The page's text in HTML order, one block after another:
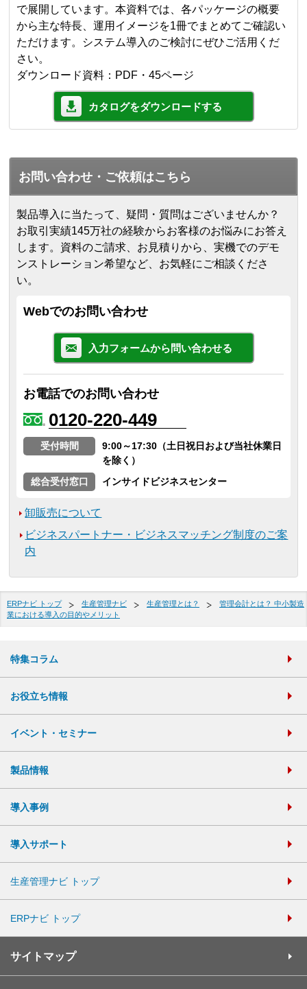
で展開しています。本資料では、各パッケージの概要
から主な特長、運用イメージを1冊でまとめてご確認い
ただけます。システム導入のご検討にぜひご活用くだ
さい。
ダウンロード資料：PDF・45ページ
カタログをダウンロードする
お問い合わせ・ご依頼はこちら
製品導入に当たって、疑問・質問はございませんか？
お取引実績145万社の経験からお客様のお悩みにお答え
します。 資料のご請求、お見積りから、実機でのデモ
ンストレーション希望など、お気軽にご相談くださ
い。
Webでのお問い合わせ
入力フォームから問い合わせる
お電話でのお問い合わせ
0120-220-449
受付時間
9:00～17:30（土日祝日および当社休業日
を除く）
総合受付窓口
インサイドビジネスセンター
卸販売について
ビジネスパートナー・ビジネスマッチング制度のご案
内
ERPナビ トップ 生産管理ナビ 生産管理とは？
管理会計とは？ 中小製造
業における導入の目的やメリット
特集コラム
お役立ち情報
イベント・セミナー
製品情報
導入事例
導入サポート
生産管理ナビ トップ
ERPナビ トップ
サイトマップ